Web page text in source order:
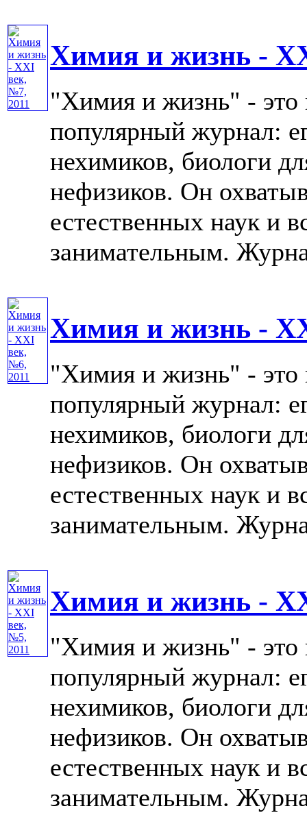
Химия и жизнь -
"Химия и жизнь" -
популярный журнал:
нехимиков, биологи
нефизиков. Он
естественных наук и
занимательным.
Химия и жизнь -
"Химия и жизнь" -
популярный журнал:
нехимиков, биологи
нефизиков. Он
естественных наук и
занимательным.
Химия и жизнь -
"Химия и жизнь" -
популярный журнал:
нехимиков, биологи
нефизиков. Он
естественных наук и
занимательным.